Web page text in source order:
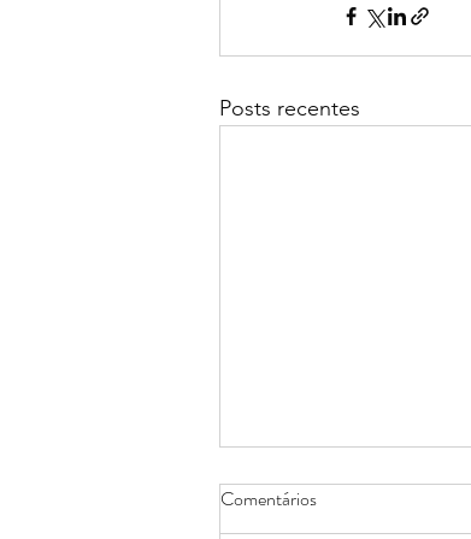
Posts recentes
Comentários